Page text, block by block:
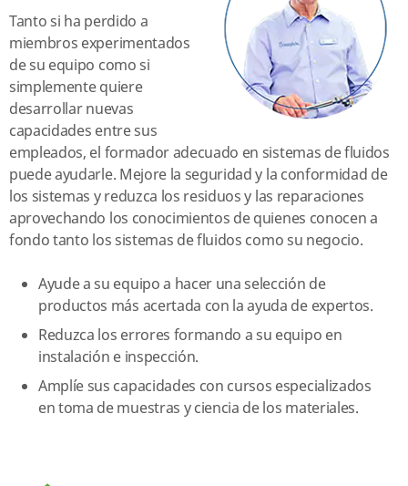
Tanto si ha perdido a
miembros experimentados
de su equipo como si
simplemente quiere
desarrollar nuevas
capacidades entre sus
empleados, el formador adecuado en sistemas de fluidos
puede ayudarle. Mejore la seguridad y la conformidad de
los sistemas y reduzca los residuos y las reparaciones
aprovechando los conocimientos de quienes conocen a
fondo tanto los sistemas de fluidos como su negocio.
Ayude a su equipo a hacer una selección de
productos más acertada con la ayuda de expertos.
Reduzca los errores formando a su equipo en
instalación e inspección.
Amplíe sus capacidades con cursos especializados
en toma de muestras y ciencia de los materiales.